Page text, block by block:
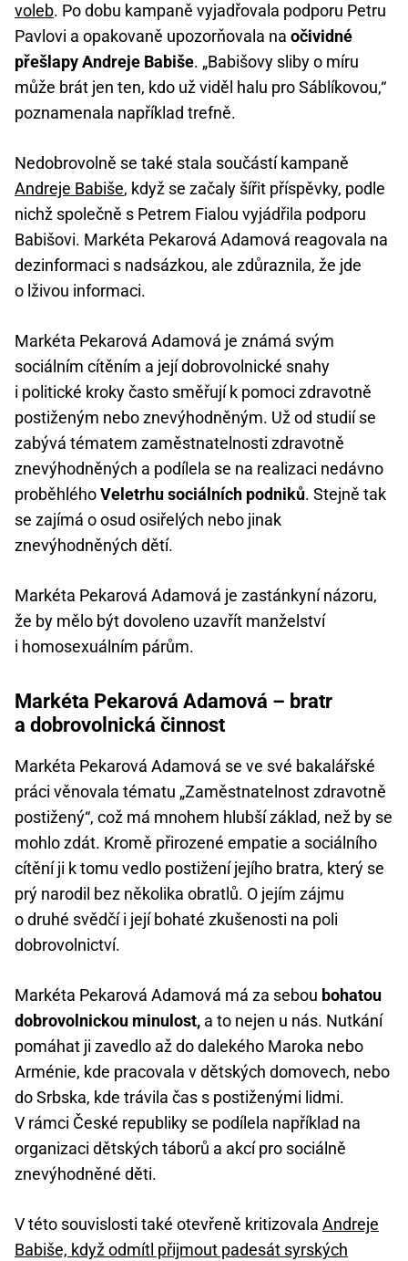
voleb. Po dobu kampaně vyjadřovala podporu Petru
Pavlovi a opakovaně upozorňovala na očividné
přešlapy Andreje Babiše. „Babišovy sliby o míru
může brát jen ten, kdo už viděl halu pro Sáblíkovou,“
poznamenala například trefně.
Nedobrovolně se také stala součástí kampaně
Andreje Babiše, když se začaly šířit příspěvky, podle
nichž společně s Petrem Fialou vyjádřila podporu
Babišovi. Markéta Pekarová Adamová reagovala na
dezinformaci s nadsázkou, ale zdůraznila, že jde
o lživou informaci.
Markéta Pekarová Adamová je známá svým
sociálním cítěním a její dobrovolnické snahy
i politické kroky často směřují k pomoci zdravotně
postiženým nebo znevýhodněným. Už od studií se
zabývá tématem zaměstnatelnosti zdravotně
znevýhodněných a podílela se na realizaci nedávno
proběhléhoVeletrhu sociálních podniků. Stejně tak
se zajímá o osud osiřelých nebo jinak
znevýhodněných dětí.
Markéta Pekarová Adamová je zastánkyní názoru,
že by mělo být dovoleno uzavřít manželství
i homosexuálním párům.
Markéta Pekarová Adamová – bratr
a dobrovolnická činnost
Markéta Pekarová Adamová se ve své bakalářské
práci věnovala tématu „Zaměstnatelnost zdravotně
postižený“, což má mnohem hlubší základ, než by se
mohlo zdát. Kromě přirozené empatie a sociálního
cítění ji k tomu vedlo postižení jejího bratra, který se
prý narodil bez několika obratlů. O jejím zájmu
o druhé svědčí i její bohaté zkušenosti na poli
dobrovolnictví.
Markéta Pekarová Adamová má za sebou bohatou
dobrovolnickou minulost, a to nejen u nás. Nutkání
pomáhat ji zavedlo až do dalekého Maroka nebo
Arménie, kde pracovala v dětských domovech, nebo
do Srbska, kde trávila čas s postiženými lidmi.
V rámci České republiky se podílela například na
organizaci dětských táborů a akcí pro sociálně
znevýhodněné děti.
V této souvislosti také otevřeně kritizovala Andreje
Babiše, když odmítl přijmout padesát syrských